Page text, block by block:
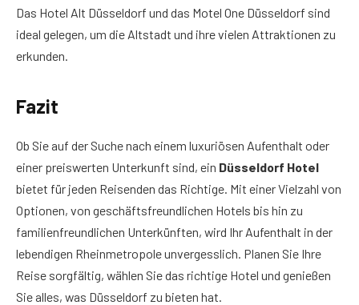
Das Hotel Alt Düsseldorf und das Motel One Düsseldorf sind
ideal gelegen, um die Altstadt und ihre vielen Attraktionen zu
erkunden.
Fazit
Ob Sie auf der Suche nach einem luxuriösen Aufenthalt oder
einer preiswerten Unterkunft sind, ein Düsseldorf Hotel
bietet für jeden Reisenden das Richtige. Mit einer Vielzahl von
Optionen, von geschäftsfreundlichen Hotels bis hin zu
familienfreundlichen Unterkünften, wird Ihr Aufenthalt in der
lebendigen Rheinmetropole unvergesslich. Planen Sie Ihre
Reise sorgfältig, wählen Sie das richtige Hotel und genießen
Sie alles, was Düsseldorf zu bieten hat.